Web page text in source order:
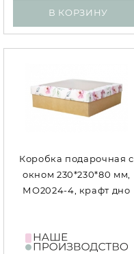
В КОРЗИНУ
Коробка подарочная с
окном 230*230*80 мм,
МО2024-4, крафт дно